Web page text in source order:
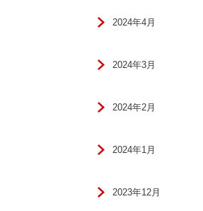
2024年4月
2024年3月
2024年2月
2024年1月
2023年12月